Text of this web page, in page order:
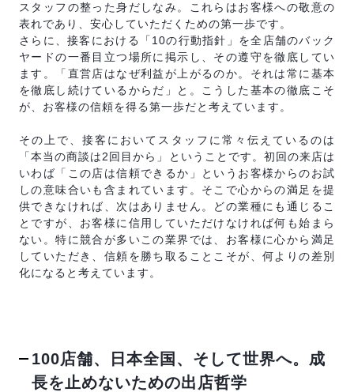
スタッフの整った身だしなみ。これらはお客様への敬意の
表れであり、安心していただくための第一歩です。
さらに、接客における「10の行動指針」を全店舗のバック
ヤードの一番目立つ場所に掲示し、その遵守を徹底してい
ます。「直営店はなぜ利益が上がるのか。それは常に基本
を徹底し続けているからだ」と。こうした基本の徹底こそ
が、お客様の信頼を得る第一歩だと考えています。
その上で、接客においてスタッフに常々伝えているのは
「本当の商談は2回目から」ということです。初回の来店は
いわば「この店は信頼できるか」というお客様からのお試
しの意味合いも含まれています。そこで心からの満足を提
供できなければ、次はありません。どの業種にも通じるこ
とですが、お客様に信用していただけなければ何も始まら
ない。特に競合が多いこの業界では、お客様に心から満足
していただき、信頼を勝ち取ることこそが、何よりの差別
化になると考えています。
100店舗、日本全国、そして世界へ。成
長を止めないための出店哲学